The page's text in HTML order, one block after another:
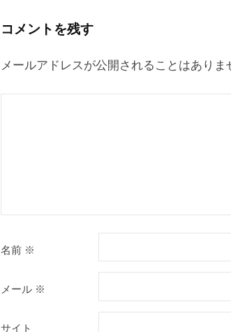
ー
シ
ョ
コメントを残す
メールアドレスが公開されることはありま
名前 ※
メール ※
サイト